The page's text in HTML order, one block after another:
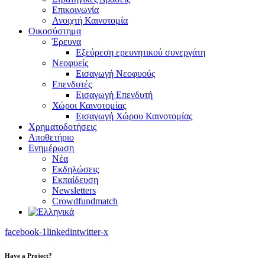
Επικοινωνία
Ανοιχτή Καινοτομία
Οικοσύστημα
Έρευνα
Εξεύρεση ερευνητικού συνεργάτη
Νεοφυείς
Εισαγωγή Νεοφυούς
Επενδυτές
Εισαγωγή Επενδυτή
Χώροι Καινοτομίας
Εισαγωγή Χώρου Καινοτομίας
Χρηματοδοτήσεις
Αποθετήριο
Ενημέρωση
Νέα
Εκδηλώσεις
Εκπαίδευση
Newsletters
Crowdfundmatch
facebook-1linkedintwitter-x
Have a Project?